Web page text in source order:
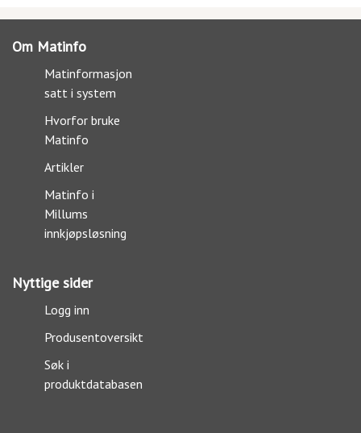
Om Matinfo
Matinformasjon
satt i system
Hvorfor bruke
Matinfo
Artikler
Matinfo i
Millums
innkjøpsløsning
Nyttige sider
Logg inn
Produsentoversikt
Søk i
produktdatabasen